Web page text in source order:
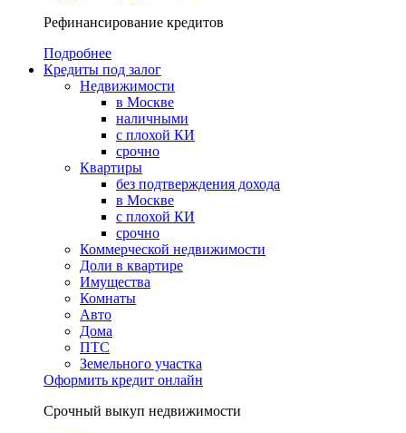
Рефинансирование кредитов
Подробнее
Кредиты под залог
Недвижимости
в Москве
наличными
с плохой КИ
срочно
Квартиры
без подтверждения дохода
в Москве
с плохой КИ
срочно
Коммерческой недвижимости
Доли в квартире
Имущества
Комнаты
Авто
Дома
ПТС
Земельного участка
Оформить кредит онлайн
Срочный выкуп недвижимости